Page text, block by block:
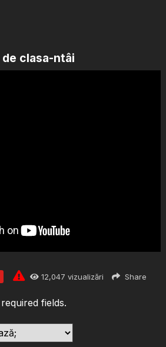
clasa-ntâi
12,047 vizualizări Share
fields.